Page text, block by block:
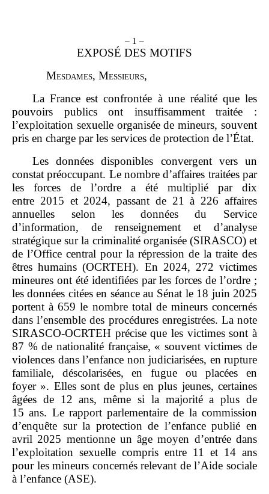
– 1 –
EXPOSÉ DES MOTIFS
Mesdames, Messieurs,
La France est confrontée à une réalité que les
pouvoirs publics ont insuffisamment traitée :
l’exploitation sexuelle organisée de mineurs, souvent
pris en charge par les services de protection de l’État.
Les données disponibles convergent vers un
constat préoccupant. Le nombre d’affaires traitées par
les forces de l’ordre a été multiplié par dix
entre 2015 et 2024, passant de 21 à 226 affaires
annuelles selon les données du Service
d’information, de renseignement et d’analyse
stratégique sur la criminalité organisée (SIRASCO) et
de l’Office central pour la répression de la traite des
êtres humains (OCRTEH). En 2024, 272 victimes
mineures ont été identifiées par les forces de l’ordre ;
les données citées en séance au Sénat le 18 juin 2025
portent à 659 le nombre total de mineurs concernés
dans l’ensemble des procédures enregistrées. La note
SIRASCO‑OCRTEH précise que les victimes sont à
87 % de nationalité française, « souvent victimes de
violences dans l’enfance non judiciarisées, en rupture
familiale, déscolarisées, en fugue ou placées en
foyer ». Elles sont de plus en plus jeunes, certaines
âgées de 12 ans, même si la majorité a plus de
15 ans. Le rapport parlementaire de la commission
d’enquête sur la protection de l’enfance publié en
avril 2025 mentionne un âge moyen d’entrée dans
l’exploitation sexuelle compris entre 11 et 14 ans
pour les mineurs concernés relevant de l’Aide sociale
à l’enfance (ASE).